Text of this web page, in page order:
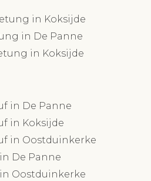
in Koksijde
in De Panne
in Koksijde
in De Panne
in Koksijde
in Oostduinkerke
De Panne
Oostduinkerke